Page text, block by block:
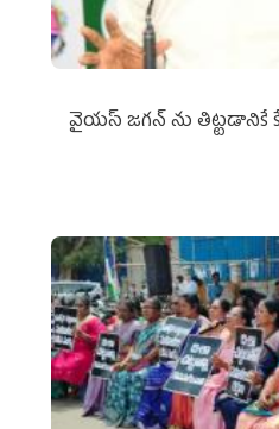
వైయ‌స్ జగన్‌ ను తిట్టడానికే